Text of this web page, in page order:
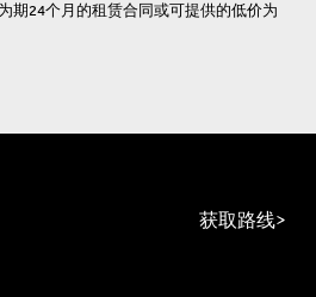
期24个月的租赁合同或可提供的低价为
获取路线